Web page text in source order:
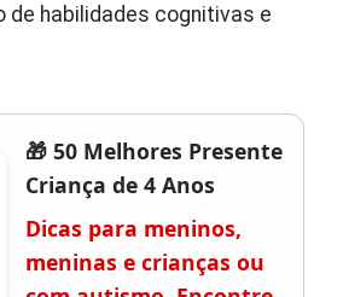
de habilidades cognitivas e
🎁 50 Melhores Presente
Criança de 4 Anos
Dicas para meninos,
meninas e crianças ou